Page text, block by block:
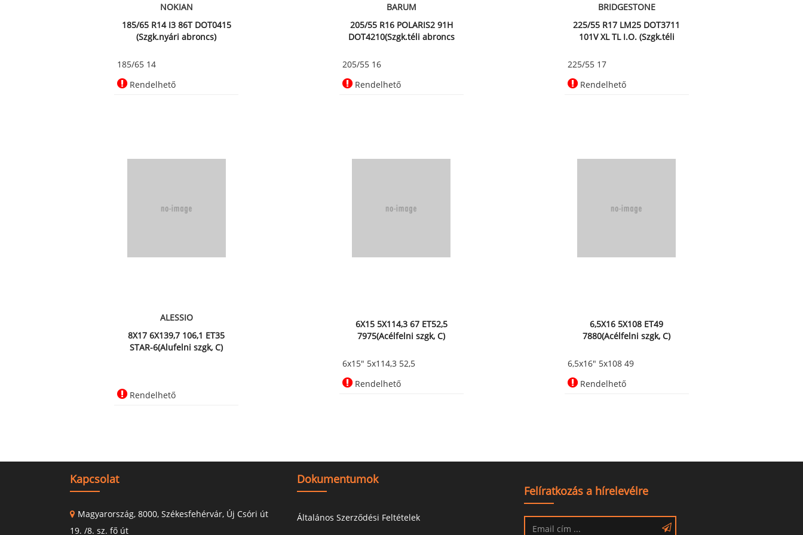
NOKIAN
185/65 R14 I3 86T DOT0415
(Szgk.nyári abroncs)
185/65 14
Rendelhető
BARUM
205/55 R16 POLARIS2 91H
DOT4210(Szgk.téli abroncs
205/55 16
Rendelhető
BRIDGESTONE
225/55 R17 LM25 DOT3711
101V XL TL I.O. (Szgk.téli
225/55 17
Rendelhető
ALESSIO
8X17 6X139,7 106,1 ET35
STAR-6(Alufelni szgk, C)
Rendelhető
6X15 5X114,3 67 ET52,5
7975(Acélfelni szgk, C)
6x15" 5x114,3 52,5
Rendelhető
6,5X16 5X108 ET49
7880(Acélfelni szgk, C)
6,5x16" 5x108 49
Rendelhető
Kapcsolat
Magyarország, 8000, Székesfehérvár, Új Csóri út
19. /8. sz. fő út
Dokumentumok
Általános Szerződési Feltételek
Felíratkozás a hírelevélre